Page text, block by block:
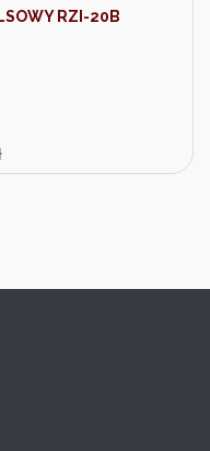
RZI-20B